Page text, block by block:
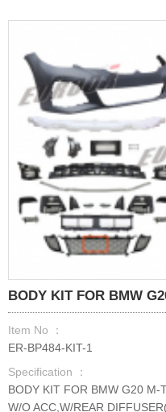
BODY KIT FOR BMW
Item No ：
ER-BP484-KIT-1
Specification ：
BODY KIT FOR BMW G20 M-
W/O ACC,W/REAR